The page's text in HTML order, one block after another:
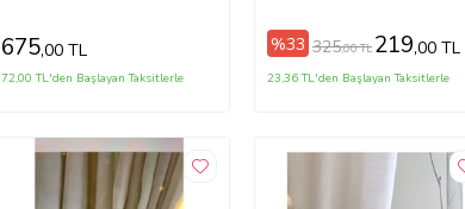
675,00 TL
72,00 TL'den Başlayan Taksitlerle
%33 325,00 TL 219,00 TL
23,36 TL'den Başlayan Taksitlerle